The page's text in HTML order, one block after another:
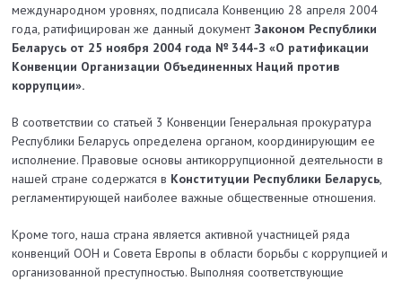
международном уровнях, подписала Конвенцию 28 апреля 2004
года, ратифицирован же данный документЗаконом Республики
Беларусь от 25 ноября 2004 года № 344-З «О ратификации
Конвенции Организации Объединенных Наций против
коррупции».
В соответствии со статьей 3 Конвенции Генеральная прокуратура
Республики Беларусь определена органом, координирующим ее
исполнение. Правовые основы антикоррупционной деятельности в
нашей стране содержатся в Конституции Республики Беларусь
регламентирующей наиболее важные общественные отношения.
Кроме того, наша страна является активной участницей ряда
конвенций ООН и Совета Европы в области борьбы с коррупцией и
организованной преступностью. Выполняя соответствующие